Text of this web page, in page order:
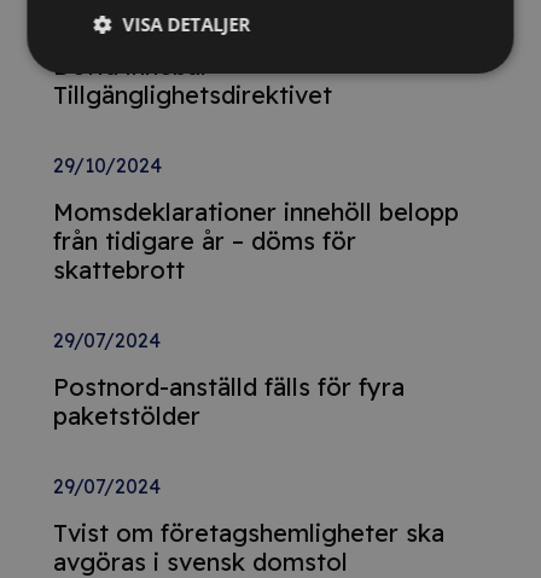
26/02/2025
Detta innebär
Tillgänglighetsdirektivet
29/10/2024
Momsdeklarationer innehöll belopp
från tidigare år – döms för
skattebrott
29/07/2024
Postnord-anställd fälls för fyra
paketstölder
29/07/2024
Tvist om företagshemligheter ska
avgöras i svensk domstol
VISA DETALJER